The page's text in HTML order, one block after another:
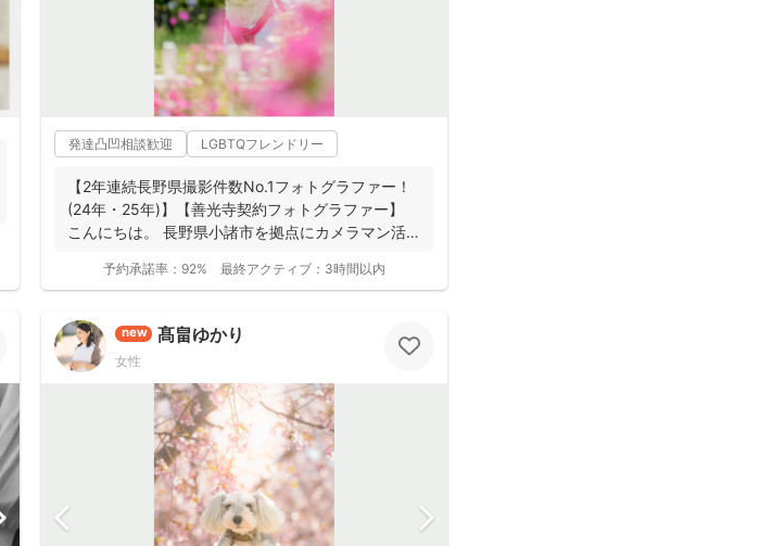
発達凸凹相談歓迎 LGBTQフレンドリー
【2年連続長野県撮影件数No.1フォトグラファー！
(24年・25年)】【善光寺契約フォトグラファー】
こんにちは。 長野県小諸市を拠点にカメラマン活
予約承諾率： 92% 最終アクティブ： 3時間以内
new 髙畠ゆかり
女性